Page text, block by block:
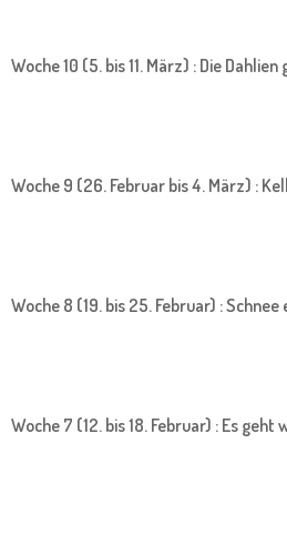
Woche 10 (5. bis 11. März) : Die
Woche 9 (26. Februar bis 4. März) :
Woche 8 (19. bis 25. Februar) : Schnee
Woche 7 (12. bis 18. Februar) : Es